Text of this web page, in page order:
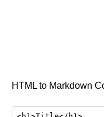
HTML to Markdown